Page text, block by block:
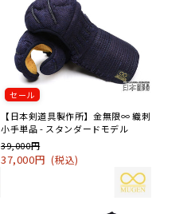
セール
【日本剣道具製作所】金無限∞ 織刺
小手単品 - スタンダードモデル
39,000円
37,000円(税込)